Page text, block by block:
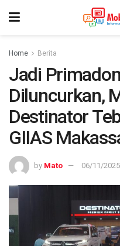
Home Berita
Jadi
Diluncurkan,
Destinator
GIIAS
by Mato 06/11/2025